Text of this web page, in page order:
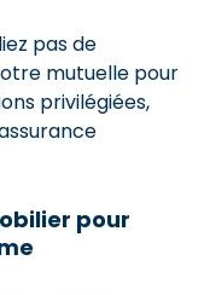
pas de
mutuelle pour
privilégiées,
pour